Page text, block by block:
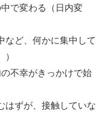
で変わる（日内変
ど、何かに集中して
不幸がきっかけで始
ずが、接触していな